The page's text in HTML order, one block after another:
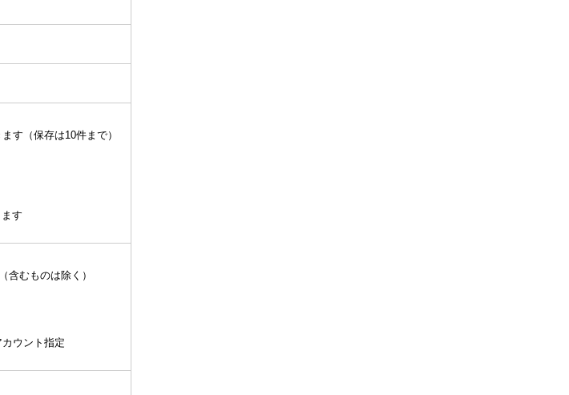
す（保存は10件まで）
す
含むものは除く）
ウント指定